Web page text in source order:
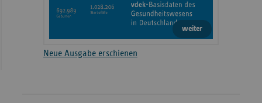
weiter
Neue Ausgabe erschienen